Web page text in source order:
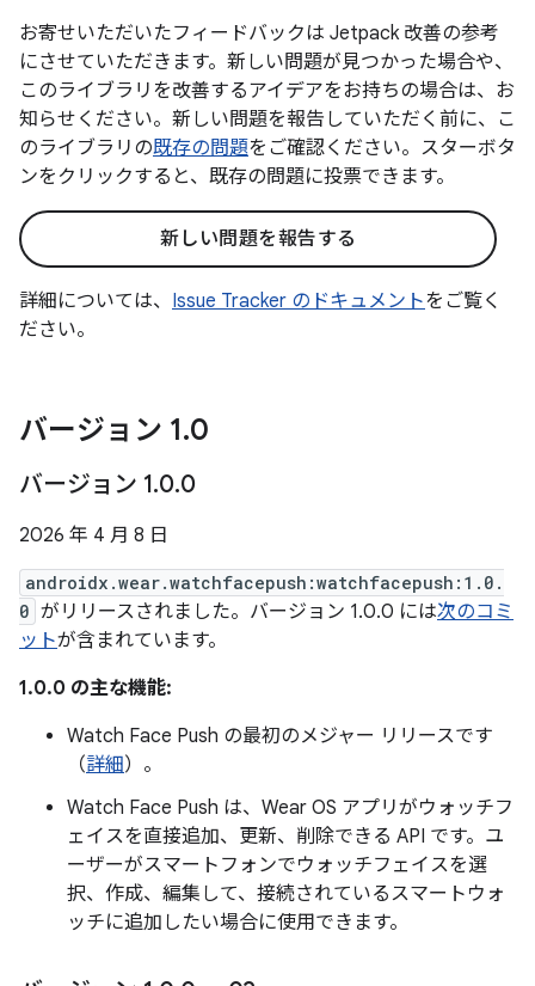
お寄せいただいたフィードバックは Jetpack 改善の参考
にさせていただきます。新しい問題が見つかった場合や、
このライブラリを改善するアイデアをお持ちの場合は、お
知らせください。新しい問題を報告していただく前に、こ
のライブラリの既存の問題をご確認ください。スターボタ
ンをクリックすると、既存の問題に投票できます。
新しい問題を報告する
詳細については、 Issue Tracker のドキュメントをご覧く
ださい。
バージョン 1.0
バージョン 1.0.0
2026 年 4 月 8 日
androidx.wear.watchfacepush:watchfacepush:1.0.
0 がリリースされました。バージョン 1.0.0 には次のコミ
ットが含まれています。
1.0.0 の主な機能:
Watch Face Push の最初のメジャー リリースです
（詳細）。
Watch Face Push は、Wear OS アプリがウォッチフ
ェイスを直接追加、更新、削除できる API です。ユ
ーザーがスマートフォンでウォッチフェイスを選
択、作成、編集して、接続されているスマートウォ
ッチに追加したい場合に使用できます。